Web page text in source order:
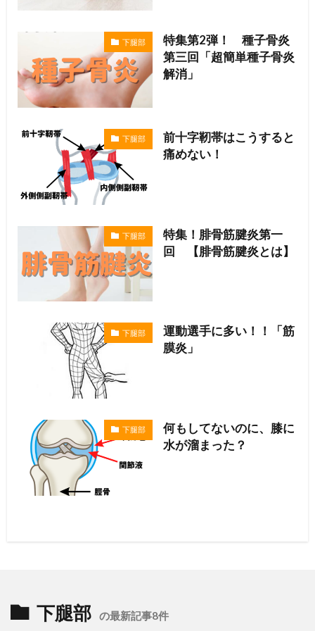
下腿部
特集第2弾！ 種子骨炎
第三回「超簡単種子骨炎
解消」
下腿部
前十字靭帯はこうすると
痛めない！
下腿部
特集！腓骨筋腱炎第一
回 【腓骨筋腱炎とは】
下腿部
運動選手に多い！！「筋
膜炎」
下腿部
何もしてないのに、膝に
水が溜まった？
下腿部 の最新記事8件